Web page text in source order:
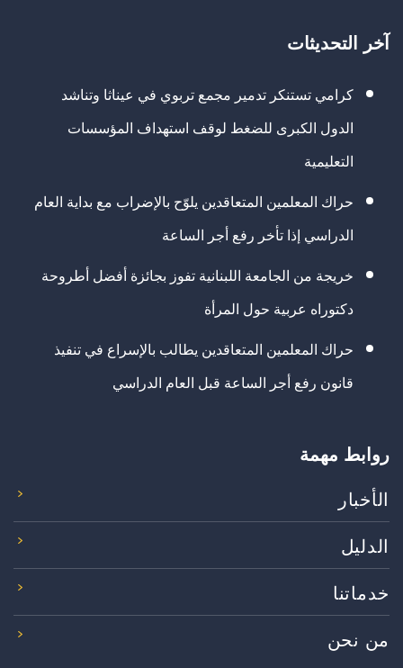
آخر التحديثات
كرامي تستنكر تدمير مجمع تربوي في عيناثا وتناشد
الدول الكبرى للضغط لوقف استهداف المؤسسات
التعليمية
حراك المعلمين المتعاقدين يلوّح بالإضراب مع بداية العام
الدراسي إذا تأخر رفع أجر الساعة
خريجة من الجامعة اللبنانية تفوز بجائزة أفضل أطروحة
دكتوراه عربية حول المرأة
حراك المعلمين المتعاقدين يطالب بالإسراع في تنفيذ
قانون رفع أجر الساعة قبل العام الدراسي
روابط مهمة
الأخبار
الدليل
خدماتنا
من نحن